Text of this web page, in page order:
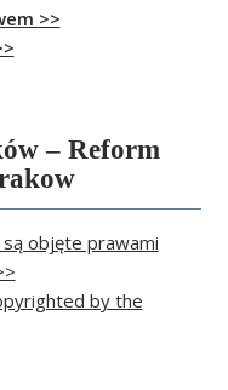
>>
– Reform
objęte prawami
by the